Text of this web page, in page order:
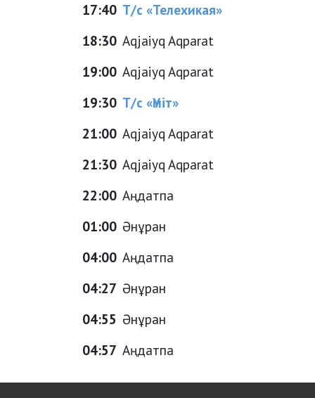
17:40 Т/с «Телехикая»
18:30 Aqjaiyq Aqparat
19:00 Aqjaiyq Aqparat
19:30 Т/с «Үміт»
21:00 Aqjaiyq Aqparat
21:30 Aqjaiyq Aqparat
22:00 Аңдатпа
01:00 Әнұран
04:00 Аңдатпа
04:27 Әнұран
04:55 Әнұран
04:57 Аңдатпа